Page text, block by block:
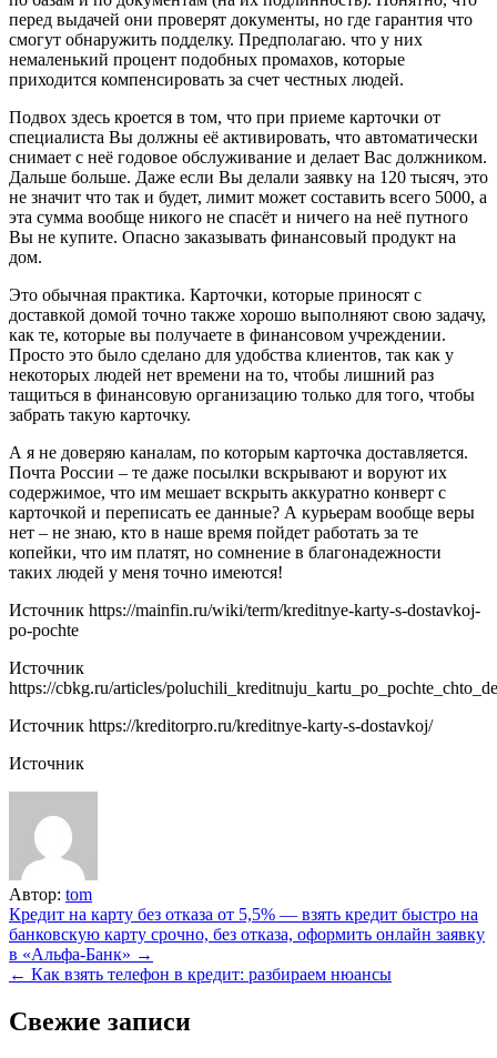
перед выдачей они проверят документы, но где гарантия что
смогут обнаружить подделку. Предполагаю. что у них
немаленький процент подобных промахов, которые
приходится компенсировать за счет честных людей.
Подвох здесь кроется в том, что при приеме карточки от
специалиста Вы должны её активировать, что автоматически
снимает с неё годовое обслуживание и делает Вас должником.
Дальше больше. Даже если Вы делали заявку на 120 тысяч, это
не значит что так и будет, лимит может составить всего 5000, а
эта сумма вообще никого не спасёт и ничего на неё путного
Вы не купите. Опасно заказывать финансовый продукт на
дом.
Это обычная практика. Карточки, которые приносят с
доставкой домой точно также хорошо выполняют свою задачу,
как те, которые вы получаете в финансовом учреждении.
Просто это было сделано для удобства клиентов, так как у
некоторых людей нет времени на то, чтобы лишний раз
тащиться в финансовую организацию только для того, чтобы
забрать такую карточку.
А я не доверяю каналам, по которым карточка доставляется.
Почта России – те даже посылки вскрывают и воруют их
содержимое, что им мешает вскрыть аккуратно конверт с
карточкой и переписать ее данные? А курьерам вообще веры
нет – не знаю, кто в наше время пойдет работать за те
копейки, что им платят, но сомнение в благонадежности
таких людей у меня точно имеются!
Источник https://mainfin.ru/wiki/term/kreditnye-karty-s-dostavkoj-
po-pochte
Источник
https://cbkg.ru/articles/
Источник https://kreditorpro.ru/kreditnye-karty-s-dostavkoj/
Источник
Автор: tom
Навигация
по
записям
Кредит на карту без отказа от 5,5% — взять кредит быстро на
банковскую карту срочно, без отказа, оформить онлайн заявку
в «Альфа-Банк» →
← Как взять телефон в кредит: разбираем нюансы
Свежие записи